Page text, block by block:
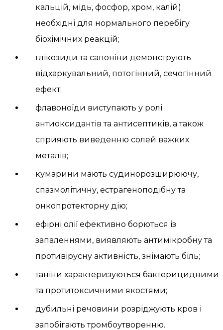
кальцій, мідь, фосфор, хром, калій)
необхідні для нормального перебігу
біохімічних реакцій;
глікозиди та сапоніни демонструють
відхаркувальний, потогінний, сечогінний
ефект;
флавоноїди виступають у ролі
антиоксидантів та антисептиків, а також
сприяють виведенню солей важких
металів;
кумарини мають судинорозширюючу,
спазмолітичну, естрагеноподібну та
онкопротекторну дію;
ефірні олії ефективно борються із
запаленнями, виявляють антимікробну та
противірусну активність, знімають біль;
таніни характеризуються бактерицидними
та протитоксичними якостями;
дубильні речовини розріджують кров і
запобігають тромбоутворенню.